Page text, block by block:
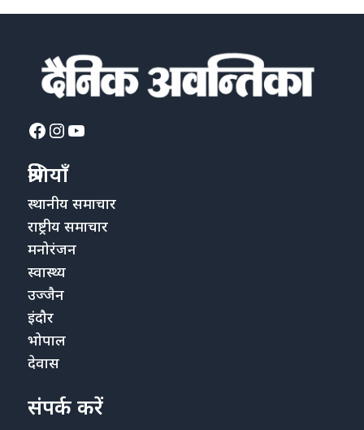
Facebook
Instagram
YouTube
श्रेणियाँ
स्थानीय समाचार
राष्ट्रीय समाचार
मनोरंजन
स्वास्थ्य
उज्जैन
इंदौर
भोपाल
देवास
संपर्क करें